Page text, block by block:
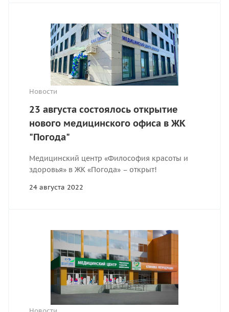
Новости
23 августа состоялось открытие
нового медицинского офиса в ЖК
"Погода"
Медицинский центр «Философия красоты и
здоровья» в ЖК «Погода» – открыт!
24 августа 2022